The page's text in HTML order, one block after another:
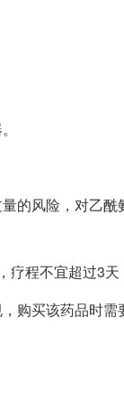
的风险，对乙
程不宜超过3天
购买该药品时需